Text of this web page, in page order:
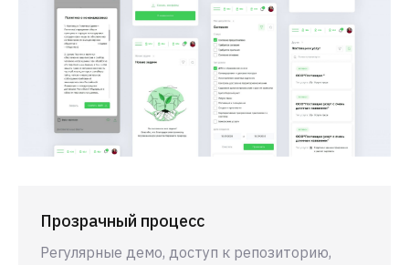
Прозрачный процесс
Регулярные демо, доступ к репозиторию,